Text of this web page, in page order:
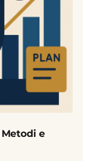
e